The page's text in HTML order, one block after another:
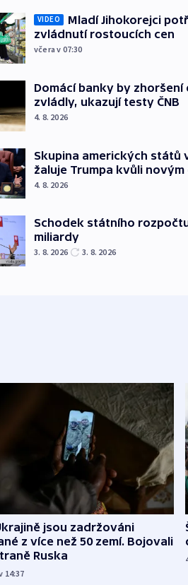
VIDEO
Mladí Jihokorejci
zvládnutí rostoucích cen
včera v 07:30
Domácí banky by
zvládly, ukazují testy ČNB
4. 8. 2026
Skupina amerických států
žaluje Trumpa kvůli novým
4. 8. 2026
Schodek státního
miliardy
3. 8. 2026 3. 8. 2026
jsou zadržováni
z více než 50 zemí. Bojovali
Ruska
14:37